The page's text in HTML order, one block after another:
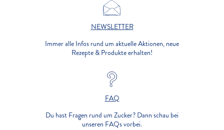
NEWSLETTER
Immer alle Infos rund um aktuelle Aktionen, neue
Rezepte & Produkte erhalten!
FAQ
Du hast Fragen rund um Zucker? Dann schau bei
unseren FAQs vorbei.